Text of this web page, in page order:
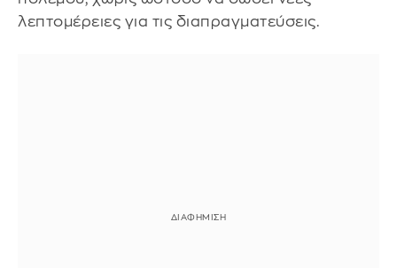
λεπτομέρειες για τις διαπραγματεύσεις.